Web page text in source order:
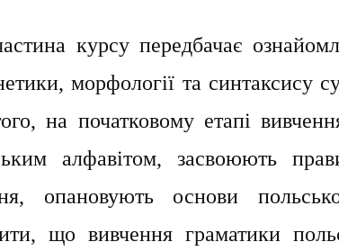
передбачає
морфології та синтаксису
на початковому етапі
алфавітом, засвоюють
опановують основи
що вивчення граматики